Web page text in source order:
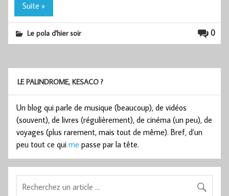
Suite »
0
Le pola d'hier soir
LE PALINDROME, KESACO ?
Un blog qui parle de musique (beaucoup), de vidéos
(souvent), de livres (régulièrement), de cinéma (un peu), de
voyages (plus rarement, mais tout de même). Bref, d’un
peu tout ce qui me passe par la tête.